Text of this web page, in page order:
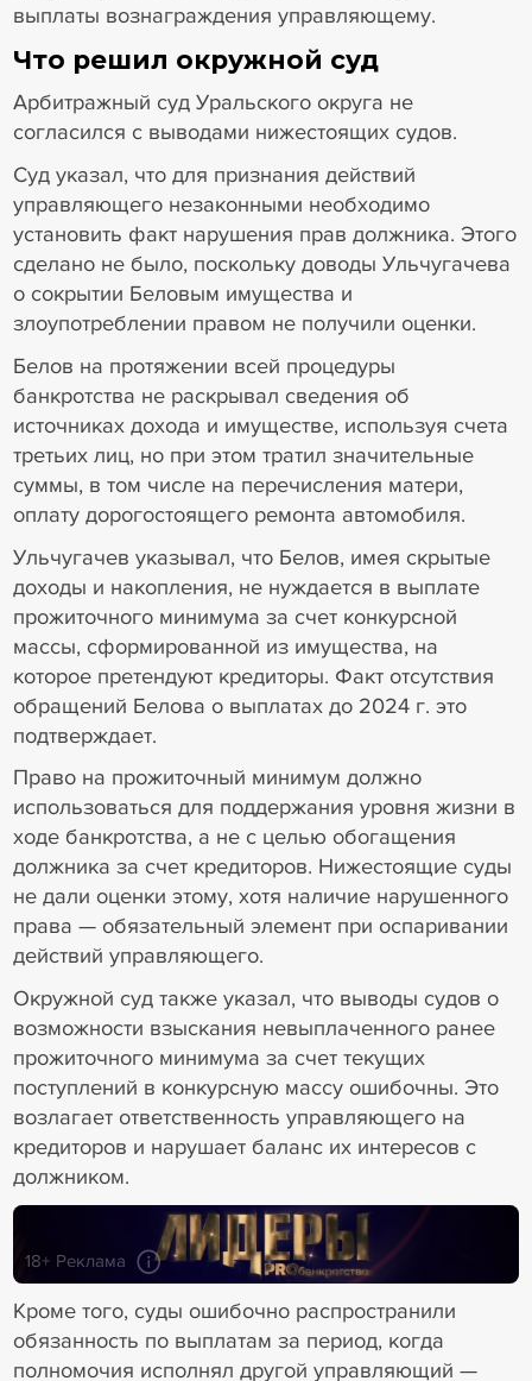
выплаты вознаграждения управляющему.
Что решил окружной суд
Арбитражный суд Уральского округа не
согласился с выводами нижестоящих судов.
Суд указал, что для признания действий
управляющего незаконными необходимо
установить факт нарушения прав должника. Этого
сделано не было, поскольку доводы Ульчугачева
о сокрытии Беловым имущества и
злоупотреблении правом не получили оценки.
Белов на протяжении всей процедуры
банкротства не раскрывал сведения об
источниках дохода и имуществе, используя счета
третьих лиц, но при этом тратил значительные
суммы, в том числе на перечисления матери,
оплату дорогостоящего ремонта автомобиля.
Ульчугачев указывал, что Белов, имея скрытые
доходы и накопления, не нуждается в выплате
прожиточного минимума за счет конкурсной
массы, сформированной из имущества, на
которое претендуют кредиторы. Факт отсутствия
обращений Белова о выплатах до 2024 г. это
подтверждает.
Право на прожиточный минимум должно
использоваться для поддержания уровня жизни в
ходе банкротства, а не с целью обогащения
должника за счет кредиторов. Нижестоящие суды
не дали оценки этому, хотя наличие нарушенного
права — обязательный элемент при оспаривании
действий управляющего.
Окружной суд также указал, что выводы судов о
возможности взыскания невыплаченного ранее
прожиточного минимума за счет текущих
поступлений в конкурсную массу ошибочны. Это
возлагает ответственность управляющего на
кредиторов и нарушает баланс их интересов с
должником.
18+ Реклама
Кроме того, суды ошибочно распространили
обязанность по выплатам за период, когда
полномочия исполнял другой управляющий —